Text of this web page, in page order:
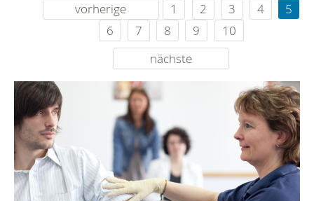
vorherige 1 2 3 4
5
6
7 8 9
10
nächste